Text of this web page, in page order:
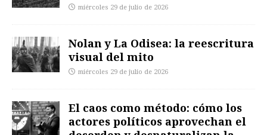
miércoles 29 de julio de 2026
Nolan y La Odisea: la reescritura
visual del mito
miércoles 29 de julio de 2026
El caos como método: cómo los
actores políticos aprovechan el